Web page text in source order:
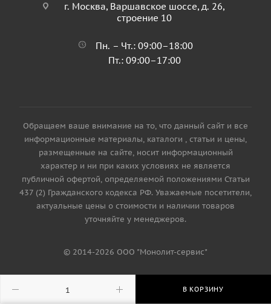
В КОРЗИНУ
г. Москва, Варшавское шоссе, д. 26,
строение 10
Пн. – Чт.: 09:00–18:00
Пт.: 09:00–17:00
Обращаем ваше внимание на то, что данный сайт и все
информационные материалы, каталоги , статьи и цены,
размещенные на сайте, носит информационный
характер и ни при каких условиях не является
публичной офертой, определяемой положениями Статьи
437 (2) Гражданского кодекса РФ. Уважаемые посетители,
актуальные цены о стоимости и наличии товаров
уточняйте у менеджеров.
© 2014-2026 ООО "Монолит-сервис"